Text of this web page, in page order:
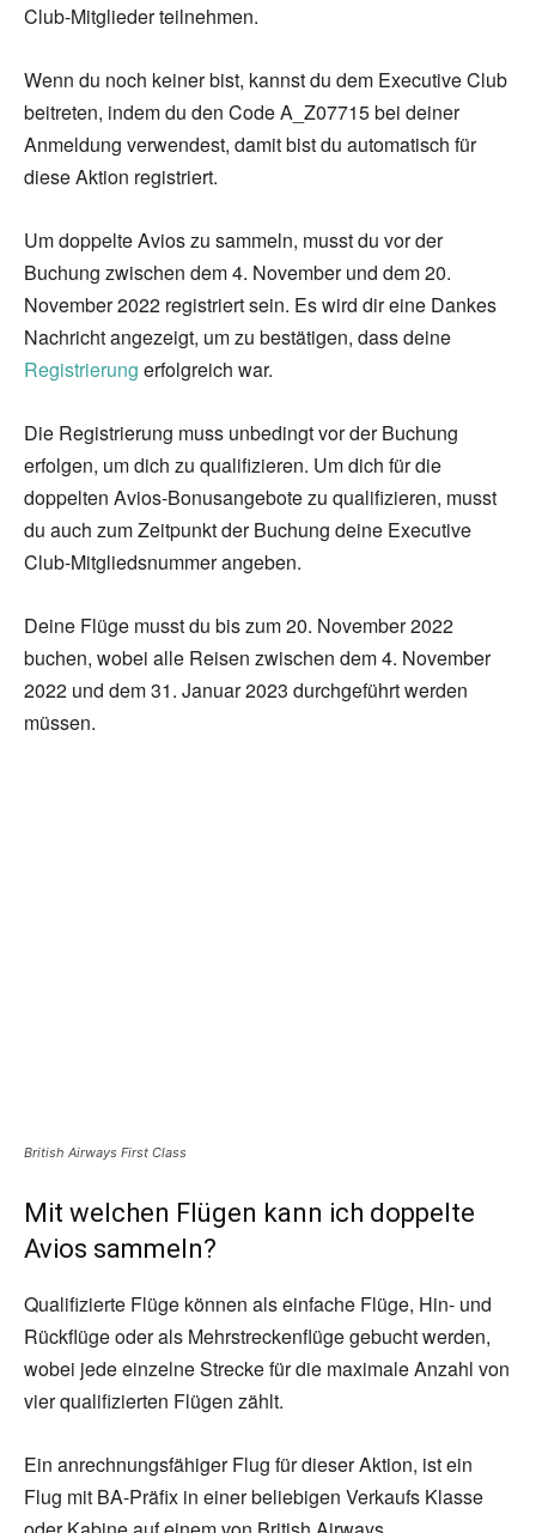
Club-Mitglieder teilnehmen.
Wenn du noch keiner bist, kannst du dem Executive Club
beitreten, indem du den Code A_Z07715 bei deiner
Anmeldung verwendest, damit bist du automatisch für
diese Aktion registriert.
Um doppelte Avios zu sammeln, musst du vor der
Buchung zwischen dem 4. November und dem 20.
November 2022 registriert sein. Es wird dir eine Dankes
Nachricht angezeigt, um zu bestätigen, dass deine
Registrierung erfolgreich war.
Die Registrierung muss unbedingt vor der Buchung
erfolgen, um dich zu qualifizieren. Um dich für die
doppelten Avios-Bonusangebote zu qualifizieren, musst
du auch zum Zeitpunkt der Buchung deine Executive
Club-Mitgliedsnummer angeben.
Deine Flüge musst du bis zum 20. November 2022
buchen, wobei alle Reisen zwischen dem 4. November
2022 und dem 31. Januar 2023 durchgeführt werden
müssen.
British Airways First Class
Mit welchen Flügen kann ich doppelte
Avios sammeln?
Qualifizierte Flüge können als einfache Flüge, Hin- und
Rückflüge oder als Mehrstreckenflüge gebucht werden,
wobei jede einzelne Strecke für die maximale Anzahl von
vier qualifizierten Flügen zählt.
Ein anrechnungsfähiger Flug für dieser Aktion, ist ein
Flug mit BA-Präfix in einer beliebigen Verkaufs Klasse